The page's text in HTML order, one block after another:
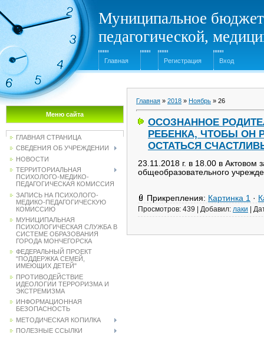
Муниципальное
педагогической,
Главная Регистрация Вход
Меню сайта
ГЛАВНАЯ СТРАНИЦА
СВЕДЕНИЯ ОБ УЧРЕЖДЕНИИ
НОВОСТИ
ТЕРРИТОРИАЛЬНАЯ
ПСИХОЛОГО-МЕДИКО-
ПЕДАГОГИЧЕСКАЯ КОМИССИЯ
ЗАПИСЬ НА ПСИХОЛОГО-
МЕДИКО-ПЕДАГОГИЧЕСКУЮ
КОМИССИЮ
МУНИЦИПАЛЬНАЯ
ПСИХОЛОГИЧЕСКАЯ СЛУЖБА В
СИСТЕМЕ ОБРАЗОВАНИЯ
ГОРОДА МОНЧЕГОРСКА
ФЕДЕРАЛЬНЫЙ ПРОЕКТ
"ПОДДЕРЖКА СЕМЕЙ,
ИМЕЮЩИХ ДЕТЕЙ"
ПРОТИВОДЕЙСТВИЕ
ИДЕОЛОГИИ ТЕРРОРИЗМА И
ЭКСТРЕМИЗМА
ИНФОРМАЦИОННАЯ
БЕЗОПАСНОСТЬ
МЕТОДИЧЕСКАЯ КОПИЛКА
ПОЛЕЗНЫЕ ССЫЛКИ
Главная » 2018 » Ноябрь » 26
ОСОЗНАННОЕ
РЕБЕНКА, ЧТОБЫ ОН
ОСТАТЬСЯ
23.11.2018 г. в 18.00 в Актовом
общеобразовательного
Прикрепления: Картинка 1 ·
Просмотров: 439 Добавил: лаки